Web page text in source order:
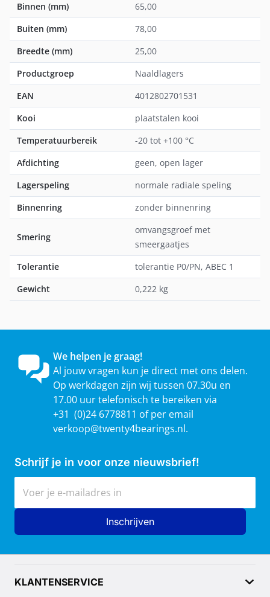
Binnen (mm)
65,00
Buiten (mm)
78,00
Breedte (mm)
25,00
Productgroep
Naaldlagers
EAN
4012802701531
Kooi
plaatstalen kooi
Temperatuurbereik
-20 tot +100 °C
Afdichting
geen, open lager
Lagerspeling
normale radiale speling
Binnenring
zonder binnenring
Smering
omvangsgroef met
smeergaatjes
Tolerantie
tolerantie P0/PN, ABEC 1
Gewicht
0,222 kg
We helpen je graag!
Al jouw vragen kun je direct met ons delen.
Op werkdagen zijn wij tussen 07.30u en
17.00 uur telefonisch te bereiken via
+31 (0)24 6778811 of per email
verkoop@twenty4bearings.nl.
Schrijf je in voor onze nieuwsbrief!
E-mailadres
Inschrijven
KLANTENSERVICE